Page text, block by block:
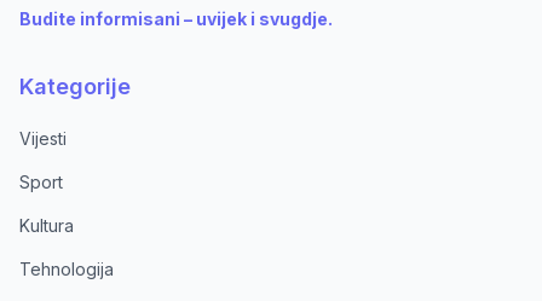
Budite informisani – uvijek i svugdje.
Kategorije
Vijesti
Sport
Kultura
Tehnologija